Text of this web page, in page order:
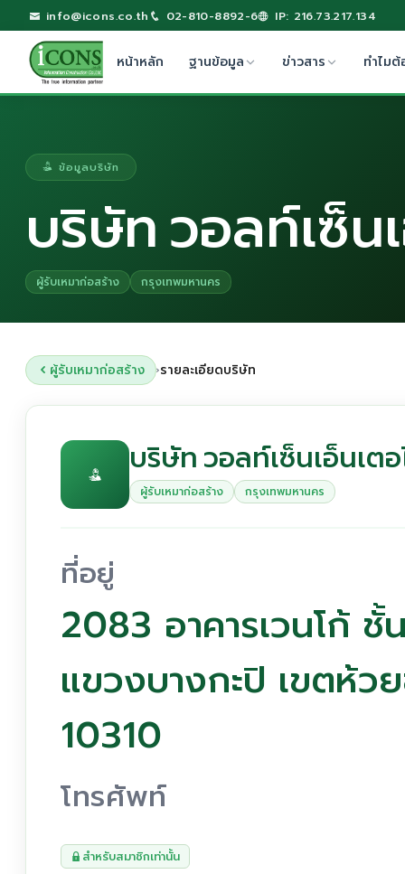
info@icons.co.th 02-810-8892-6 IP: 216.73.217.134
หน้าหลัก ฐานข้อมูล ข่าวสาร ทำไมต้
ข้อมูลบริษัท
บริษัท วอลท์เซ็น
ผู้รับเหมาก่อสร้าง กรุงเทพมหานคร
ผู้รับเหมาก่อสร้าง ›รายละเอียดบริษัท
บริษัท วอลท์เซ็นเอ็นเต
ผู้รับเหมาก่อสร้าง กรุงเทพมหานคร
ที่อยู่
2083 อาคารเวนโก้
แขวงบางกะปิ เขตห้ว
10310
โทรศัพท์
สำหรับสมาชิกเท่านั้น